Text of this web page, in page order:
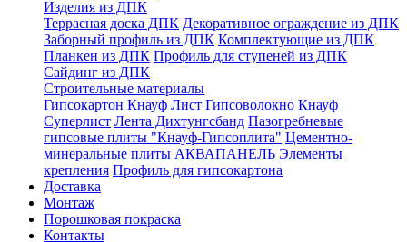
Изделия из ДПК
Террасная доска ДПК Декоративное ограждение из ДПК
Заборный профиль из ДПК Комплектующие из ДПК
Планкен из ДПК Профиль для ступеней из ДПК
Сайдинг из ДПК
Строительные материалы
Гипсокартон Кнауф Лист Гипсоволокно Кнауф
Суперлист Лента Дихтунгсбанд Пазогребневые
гипсовые плиты "Кнауф-Гипсоплита" Цементно-
минеральные плиты АКВАПАНЕЛЬ Элементы
крепления Профиль для гипсокартона
Доставка
Монтаж
Порошковая покраска
Контакты